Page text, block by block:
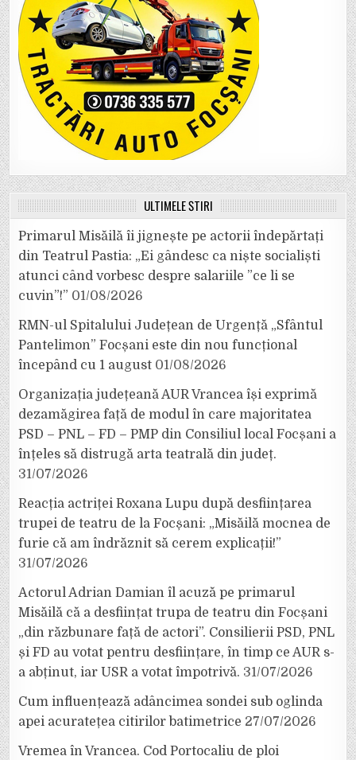
ULTIMELE ȘTIRI
Primarul Misăilă îi jignește pe actorii îndepărtați
din Teatrul Pastia: „Ei gândesc ca niște socialiști
atunci când vorbesc despre salariile ”ce li se
cuvin”!” 01/08/2026
RMN-ul Spitalului Județean de Urgență „Sfântul
Pantelimon” Focșani este din nou funcțional
începând cu 1 august 01/08/2026
Organizația județeană AUR Vrancea își exprimă
dezamăgirea față de modul în care majoritatea
PSD – PNL – FD – PMP din Consiliul local Focșani a
înțeles să distrugă arta teatrală din județ.
31/07/2026
Reacția actriței Roxana Lupu după desființarea
trupei de teatru de la Focșani: „Misăilă mocnea de
furie că am îndrăznit să cerem explicații!”
31/07/2026
Actorul Adrian Damian îl acuză pe primarul
Misăilă că a desființat trupa de teatru din Focșani
„din răzbunare față de actori”. Consilierii PSD, PNL
și FD au votat pentru desființare, în timp ce AUR s-
a abținut, iar USR a votat împotrivă. 31/07/2026
Cum influențează adâncimea sondei sub oglinda
apei acuratețea citirilor batimetrice 27/07/2026
Vremea în Vrancea. Cod Portocaliu de ploi